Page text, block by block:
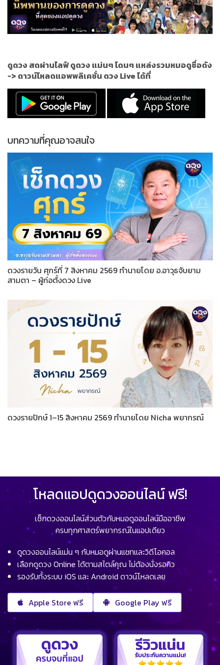
ดูดวง สดผ่านไลฟ์ ดูดวง แม่นๆ โดนๆ แหล่งรวมหมอดูชื่อดัง
-> ดาวน์โหลดแอพพลิเคชั่น ดวง Live ได้ที่
บทความที่คุณอาจสนใจ
ดวงรายวัน ศุกร์ที่ 7 สิงหาคม 2569 ทำนายโดย อ.อาวุธจับยาม
สามตา – ผู้ก่อตั้งดวง Live
ดวงรายปักษ์ 1–15 สิงหาคม 2569 ทำนายโดย Nicha พยากรณ์
โหลดแอปดูดวงออนไลน์ ฟรี!
เช็กดวงออนไลน์ส่วนตัวกับหมอดูออนไลน์มืออาชีพ
ครบทุกศาสตร์พยากรณ์ในแอปเดียว
ดูดวงออนไลน์แม่น ๆ กับหมอดูผ่านแชทและวิดีโอคอล
เลือกดูดวง Online ได้ตามสไตล์คุณ ไม่ต้องนั่งรอคิว
รองรับทั้งระบบ iOS และ Android ดาวน์โหลดเลย
Apple Store ฟรี Google Play ฟรี